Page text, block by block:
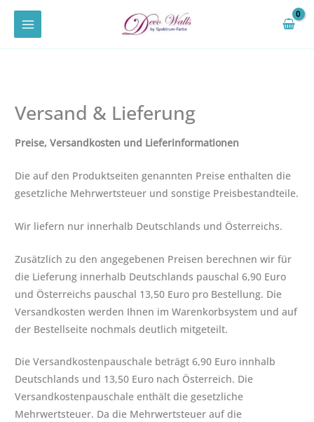
Zum
Inhalt
Versand & Lieferung
Preise, Versandkosten und Lieferinformationen
Die auf den Produktseiten genannten Preise enthalten die
gesetzliche Mehrwertsteuer und sonstige Preisbestandteile.
Wir liefern nur innerhalb Deutschlands und Österreichs.
Zusätzlich zu den angegebenen Preisen berechnen wir für
die Lieferung innerhalb Deutschlands pauschal 6,90 Euro
und Österreichs pauschal 13,50 Euro pro Bestellung. Die
Versandkosten werden Ihnen im Warenkorbsystem und auf
der Bestellseite nochmals deutlich mitgeteilt.
Die Versandkostenpauschale beträgt 6,90 Euro innhalb
Deutschlands und 13,50 Euro nach Österreich. Die
Versandkostenpauschale enthält die gesetzliche
Mehrwertsteuer. Da die Mehrwertsteuer auf die